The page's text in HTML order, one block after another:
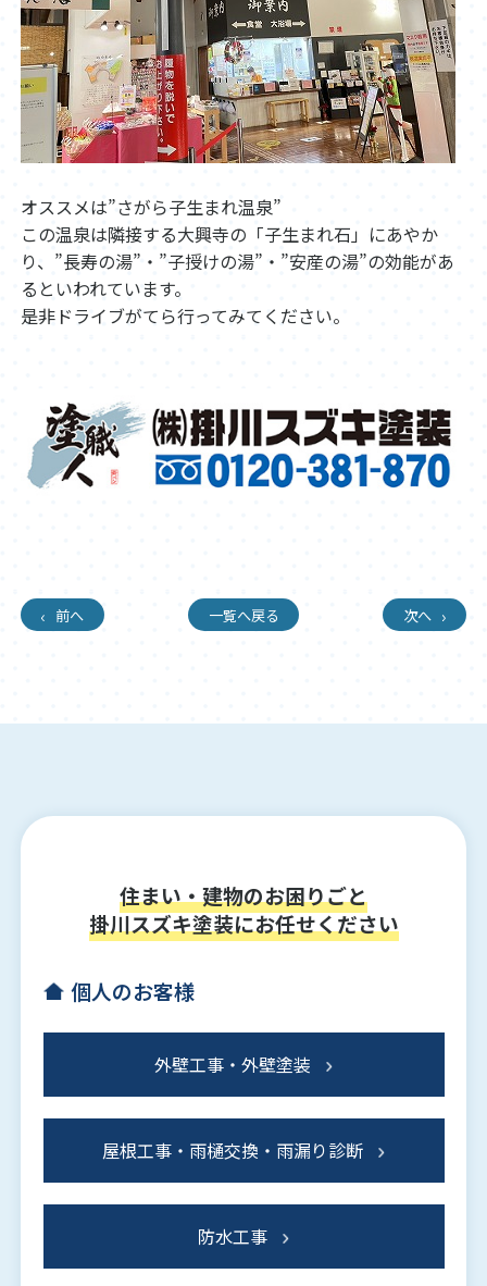
オススメは”さがら子生まれ温泉”
この温泉は隣接する大興寺の「子生まれ石」にあやか
り、”長寿の湯”・”子授けの湯”・”安産の湯”の効能があ
るといわれています。
是非ドライブがてら行ってみてください。
前へ 一覧へ戻る 次へ
住まい・建物のお困りごと
掛川スズキ塗装にお任せください
個人のお客様
外壁工事・外壁塗装
屋根工事・雨樋交換・雨漏り診断
防水工事